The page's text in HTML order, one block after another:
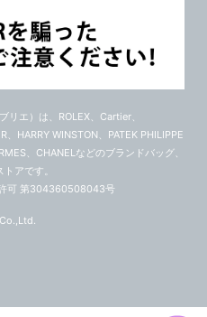
リエ） は、ROLEX、Cartier、
、HARRY WINSTON、PATEK PHILIPPE
、CHANELなどのブランドバッグ、
アです。
可 第304360508043号